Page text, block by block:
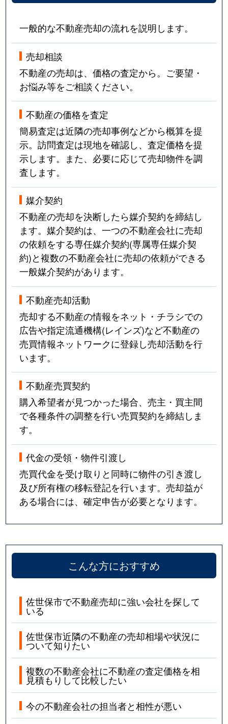
一般的な不動産売却の流れを説明します。
売却相談
不動産の売却は、価格の査定から。ご要望・
お悩み等をご相談ください。
不動産の価格を査定
簡易査定は近隣の売却事例などから概算を提
示。訪問査定は現地を確認し、査定価格を提
示します。また、必要に応じて売却物件を調
査します。
媒介契約
不動産の売却を決断したら媒介契約を締結し
ます。媒介契約は、一つの不動産会社に売却
の依頼をする専任媒介契約(専属専任媒介契
約)と複数の不動産会社に売却の依頼ができる
一般媒介契約があります。
不動産売却活動
売却する不動産の情報をネット・チラシでの
広告や指定流通機構(レインズ)など不動産の
売買情報ネットワークに登録し売却活動を行
います。
不動産売買契約
購入希望者が見つかった場合、売主・買主間
で各種条件の調整を行い売買契約を締結しま
す。
代金の受領・物件引渡し
売買代金を受け取りと同時に物件の引き渡し
及び所有権の移転登記を行います。売却益が
ある場合には、確定申告が必要となります。
こんな方におすすめ
佐世保市で不動産売却に強い会社を探して
いる
佐世保市近隣の不動産の売却相場や状況に
ついて知りたい
複数の不動産会社に不動産の査定価格を相
見積もりして比較したい
今の不動産会社の担当者と相性が悪い